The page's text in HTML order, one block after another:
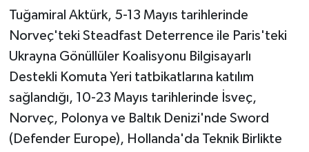
Tuğamiral Aktürk, 5-13 Mayıs tarihlerinde
Norveç'teki Steadfast Deterrence ile Paris'teki
Ukrayna Gönüllüler Koalisyonu Bilgisayarlı
Destekli Komuta Yeri tatbikatlarına katılım
sağlandığı, 10-23 Mayıs tarihlerinde İsveç,
Norveç, Polonya ve Baltık Denizi'nde Sword
(Defender Europe), Hollanda'da Teknik Birlikte